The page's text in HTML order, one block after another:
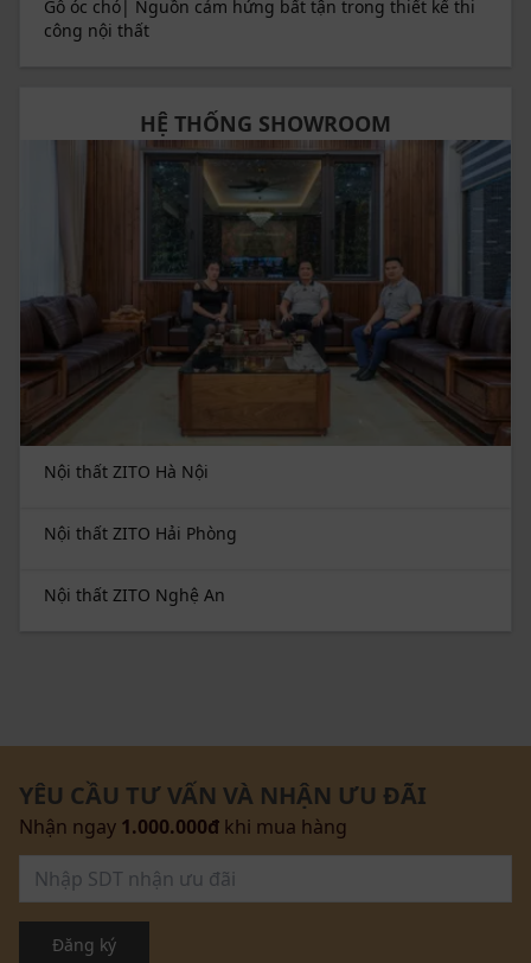
Gỗ óc chó| Nguồn cảm hứng bất tận trong thiết kế thi
công nội thất
HỆ THỐNG SHOWROOM
Nội thất ZITO Hà Nội
Nội thất ZITO Hải Phòng
Nội thất ZITO Nghệ An
YÊU CẦU TƯ VẤN VÀ NHẬN ƯU ĐÃI
Nhận ngay 1.000.000đ khi mua hàng
Đăng ký